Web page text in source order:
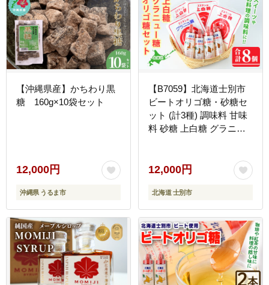
【沖縄県産】かちわり黒
糖 160g×10袋セット
12,000円
沖縄県 うるま市
【B7059】北海道士別市
ビートオリゴ糖・砂糖セ
ット (計3種) 調味料 甘味
料 砂糖 上白糖 グラニュ
お菓子作り コーヒー ギフ
ト 【社会福祉法人士別愛
成会】
12,000円
北海道 士別市